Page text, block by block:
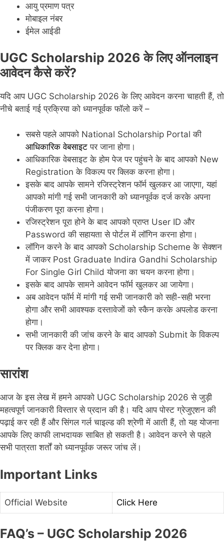
आयु प्रमाण पत्र
मोबाइल नंबर
ईमेल आईडी
UGC Scholarship 2026 के लिए ऑनलाइन
आवेदन कैसे करें?
यदि आप UGC Scholarship 2026 के लिए आवेदन करना चाहती हैं, तो
नीचे बताई गई प्रक्रिया को ध्यानपूर्वक फॉलो करें –
सबसे पहले आपको National Scholarship Portal की
आधिकारिक वेबसाइट पर जाना होगा।
आधिकारिक वेबसाइट के होम पेज पर पहुंचने के बाद आपको New
Registration के विकल्प पर क्लिक करना होगा।
इसके बाद आपके सामने रजिस्ट्रेशन फॉर्म खुलकर आ जाएगा, यहां
आपको मांगी गई सभी जानकारी को ध्यानपूर्वक दर्ज करके अपना
पंजीकरण पूरा करना होगा।
रजिस्ट्रेशन पूरा होने के बाद आपको प्राप्त User ID और
Password की सहायता से पोर्टल में लॉगिन करना होगा।
लॉगिन करने के बाद आपको Scholarship Scheme के सेक्शन
में जाकर Post Graduate Indira Gandhi Scholarship
For Single Girl Child योजना का चयन करना होगा।
इसके बाद आपके सामने आवेदन फॉर्म खुलकर आ जायेगा।
अब आवेदन फॉर्म में मांगी गई सभी जानकारी को सही-सही भरना
होगा और सभी आवश्यक दस्तावेजों को स्कैन करके अपलोड करना
होगा।
सभी जानकारी की जांच करने के बाद आपको Submit के विकल्प
पर क्लिक कर देना होगा।
सारांश
आज के इस लेख में हमने आपको UGC Scholarship 2026 से जुड़ी
महत्वपूर्ण जानकारी विस्तार से प्रदान की है। यदि आप पोस्ट ग्रेजुएशन की
पढ़ाई कर रही हैं और सिंगल गर्ल चाइल्ड की श्रेणी में आती हैं, तो यह योजना
आपके लिए काफी लाभदायक साबित हो सकती है। आवेदन करने से पहले
सभी पात्रता शर्तों को ध्यानपूर्वक जरूर जांच लें।
Important Links
Official Website Click Here
FAQ’s – UGC Scholarship 2026